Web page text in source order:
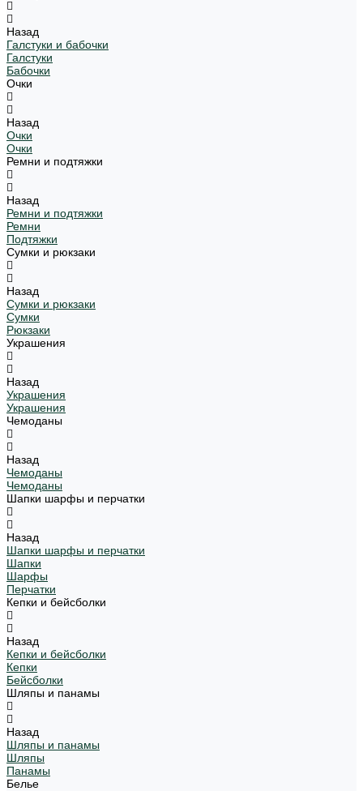
Назад
Галстуки и бабочки
Галстуки
Бабочки
Очки
Назад
Очки
Очки
Ремни и подтяжки
Назад
Ремни и подтяжки
Ремни
Подтяжки
Сумки и рюкзаки
Назад
Сумки и рюкзаки
Сумки
Рюкзаки
Украшения
Назад
Украшения
Украшения
Чемоданы
Назад
Чемоданы
Чемоданы
Шапки шарфы и перчатки
Назад
Шапки шарфы и перчатки
Шапки
Шарфы
Перчатки
Кепки и бейсболки
Назад
Кепки и бейсболки
Кепки
Бейсболки
Шляпы и панамы
Назад
Шляпы и панамы
Шляпы
Панамы
Белье